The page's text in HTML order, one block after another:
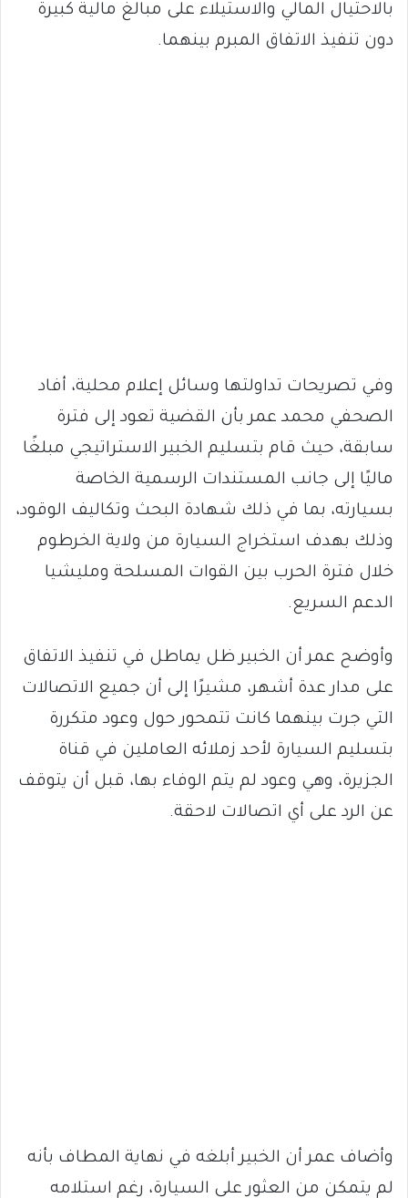
بالاحتيال المالي والاستيلاء على مبالغ مالية كبيرة
دون تنفيذ الاتفاق المبرم بينهما.
وفي تصريحات تداولتها وسائل إعلام محلية، أفاد
الصحفي محمد عمر بأن القضية تعود إلى فترة
سابقة، حيث قام بتسليم الخبير الاستراتيجي مبلغًا
ماليًا إلى جانب المستندات الرسمية الخاصة
بسيارته، بما في ذلك شهادة البحث وتكاليف الوقود،
وذلك بهدف استخراج السيارة من ولاية الخرطوم
خلال فترة الحرب بين القوات المسلحة ومليشيا
الدعم السريع.
وأوضح عمر أن الخبير ظل يماطل في تنفيذ الاتفاق
على مدار عدة أشهر، مشيرًا إلى أن جميع الاتصالات
التي جرت بينهما كانت تتمحور حول وعود متكررة
بتسليم السيارة لأحد زملائه العاملين في قناة
الجزيرة، وهي وعود لم يتم الوفاء بها، قبل أن يتوقف
عن الرد على أي اتصالات لاحقة.
وأضاف عمر أن الخبير أبلغه في نهاية المطاف بأنه
لم يتمكن من العثور على السيارة، رغم استلامه